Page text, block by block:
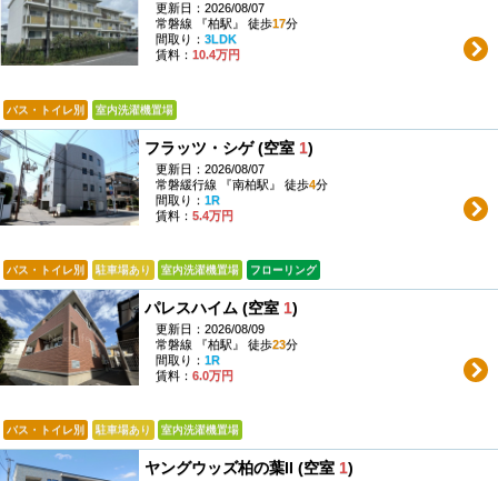
更新日：2026/08/07
常磐線 『柏駅』 徒歩17分
間取り： 3LDK
賃料： 10.4万円
バス・トイレ別 室内洗濯機置場
フラッツ・シゲ (空室 1)
更新日：2026/08/07
常磐緩行線 『南柏駅』 徒歩4分
間取り： 1R
賃料： 5.4万円
バス・トイレ別 駐車場あり 室内洗濯機置場 フローリング
パレスハイム (空室 1)
更新日：2026/08/09
常磐線 『柏駅』 徒歩23分
間取り： 1R
賃料： 6.0万円
バス・トイレ別 駐車場あり 室内洗濯機置場
ヤングウッズ柏の葉II (空室 1)